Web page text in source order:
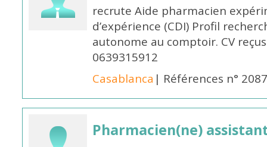
recrute Aide pharmacien
d’expérience (CDI) Profil
autonome au comptoir. CV
0639315912
Casablanca | Références n°
Pharmacien(ne)